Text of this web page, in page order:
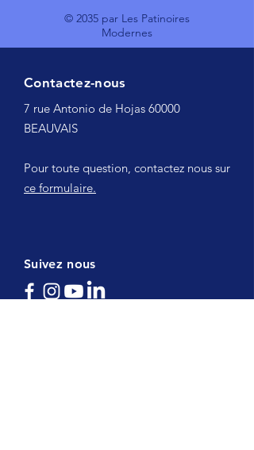
© 2035 par Les Patinoires
Modernes
Contactez-nous
7 rue Antonio de Hojas 60000
BEAUVAIS
Pour toute question, contactez nous sur
ce formulaire.
Suivez nous